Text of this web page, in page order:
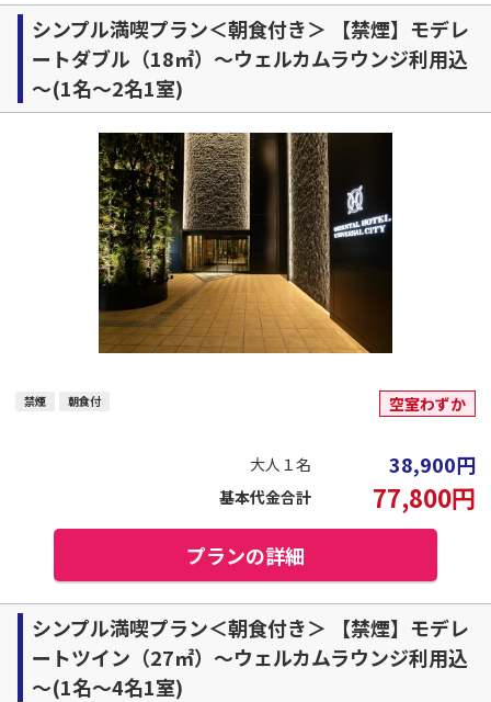
シンプル満喫プラン＜朝食付き＞ 【禁煙】モデレ
ートダブル（18㎡）～ウェルカムラウンジ利用込
～(1名～2名1室)
禁煙 朝食付 空室わずか
大人１名 38,900円
基本代金合計 77,800円
プランの詳細
シンプル満喫プラン＜朝食付き＞ 【禁煙】モデレ
ートツイン（27㎡）～ウェルカムラウンジ利用込
～(1名～4名1室)